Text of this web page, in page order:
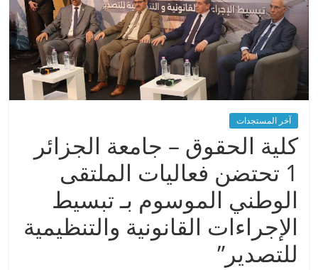
آخر المستجدات
كلية الحقوق – جامعة الجزائر
1 تحتضن فعاليات الملتقى
الوطني الموسوم بـ تبسيط
الإجراءات القانونية والتنظيمية
للتصدير”